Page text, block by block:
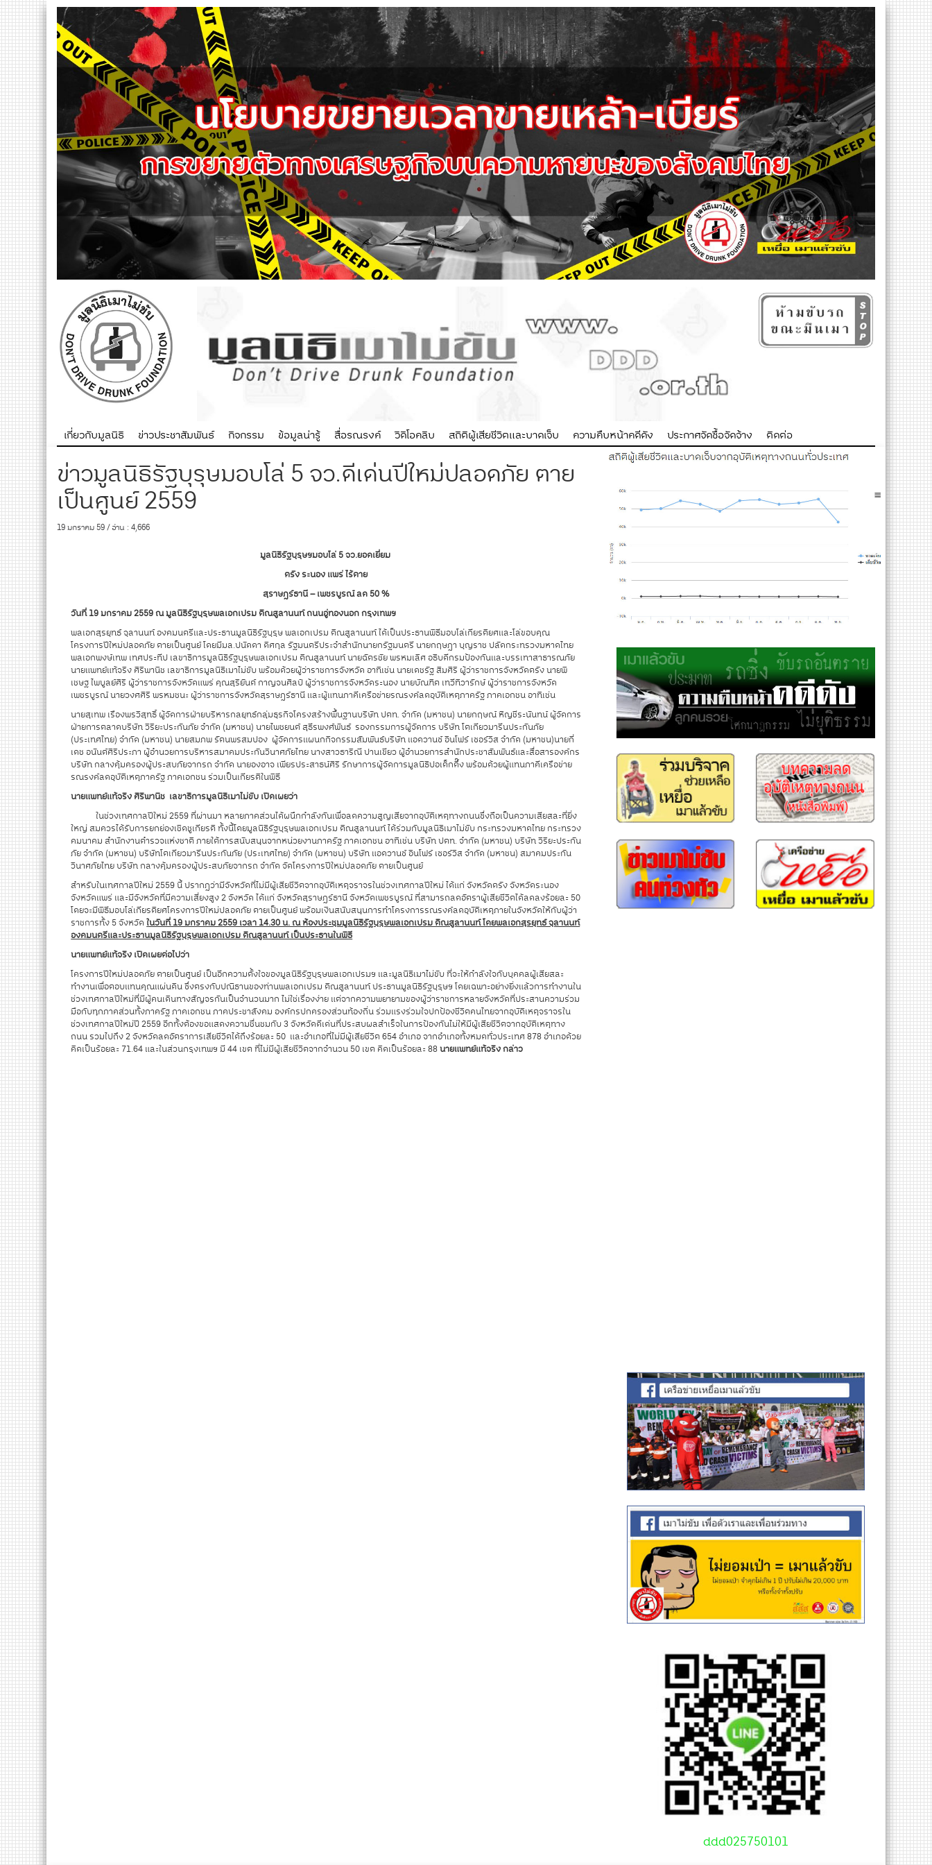
เกี่ยวกับมูลนิธิ ข่าวประชาสัมพันธ์ กิจกรรม ข้อมูลน่ารู้ สื่อรณรงค์ วิดิโอคลิบ สถิติผู้เสียชีวิตและบาดเจ็บ ความคืบหน้าคดีดัง ประกาศจัดซื้อจัดจ้าง ติดต่อ
ข่าวมูลนิธิรัฐบุรุษมอบโล่ 5 จว.ดีเด่นปีใหม่ปลอดภัย ตาย
เป็นศูนย์ 2559
19 มกราคม 59 / อ่าน : 4,666
มูลนิธิรัฐบุรุษฯมอบโล่ 5 จว.ยอดเยี่ยม
ตรัง ระนอง แพร่ไร้ตาย
สุราษฎร์ธานี – เพชรบูรณ์ ลด 50%
วันที่ 19 มกราคม 2559 ณ มูลนิธิรัฐบุรุษพลเอกเปรม ติณสูลานนท์ ถนนอู่ทองนอก กรุงเทพฯ
พลเอกสุรยุทธ์ จุลานนท์ องคมนตรีและประธานมูลนิธิรัฐบุรุษ พลเอกเปรม ติณสูลานนท์ ได้เป็นประธานพิธีมอบโล่เกียรติยศและโล่ขอบคุณ
โครงการปีใหม่ปลอดภัย ตายเป็นศูนย์ โดยมีมล.ปนัดดา ดิศกุล รัฐมนตรีประจำสำนักนายกรัฐมนตรี นายกฤษฎา บุญราช ปลัดกระทรวงมหาดไทย
พลเอกพงษ์เทพ เทศประทีป เลขาธิการมูลนิธิรัฐบุรุษพลเอกเปรม ติณสูลานนท์ นายฉัตรชัย พรหมเลิศ อธิบดีกรมป้องกันและบรรเทาสาธารณภัย
นายแพทย์แท้จริง ศิริพานิช เลขาธิการมูลนิธิเมาไม่ขับ พร้อมด้วยผู้ว่าราชการจังหวัด อาทิเช่น นายเดชรัฐ สิมศิริ ผู้ว่าราชการจังหวัดตรัง นายพิ
เชษฐ ไพบูลย์ศิริ ผู้ว่าราชการจังหวัดแพร่ คุณสุริยันต์ กาญจนศิลป์ ผู้ว่าราชการจังหวัดระนอง นายบัณฑิต เทวีทิวารักษ์ ผู้ว่าราชการจังหวัด
เพชรบูรณ์ นายวงศศิริ พรหมชนะ ผู้ว่าราชการจังหวัดสุราษฎร์ธานี และผู้แทนภาคีเครือข่ายรณรงค์ลดอุบัติเหตุภาครัฐ ภาคเอกชน อาทิเช่น
นายสุเทพ เรืองพรวิสุทธิ์ ผู้จัดการฝ่ายบริหารกลยุทธ์กลุ่มธุรกิจโครงสร้างพื้นฐานบริษัท ปตท. จำกัด (มหาชน) นายกฤษณ์ หิญชีระนันทน์ ผู้จัดการ
ฝ่ายการตลาดบริษัท วิริยะประกันภัย จำกัด (มหาชน) นายไพชยนต์ สุธีรพงศ์พันธ์ รองกรรมการผู้จัดการ บริษัท โตเกียวมารีนประกันภัย
(ประเทศไทย) จำกัด (มหาชน) นายสมภพ รัตนพรสมปอง ผู้จัดการแผนกกิจกรรมสัมพันธ์บริษัท แอดวานซ์ อินโฟร์ เซอร์วิส จำกัด (มหาชน)นายกี่
เดช อนันต์ศิริประภา ผู้อำนวยการบริหารสมาคมประกันวินาศภัยไทย นางสาวธาริณี ปานเขียว ผู้อำนวยการสำนักประชาสัมพันธ์และสื่อสารองค์กร
บริษัท กลางคุ้มครองผู้ประสบภัยจากรถ จำกัด นายองอาจ เพียรประสาธน์ศิริ รักษาการผู้จัดการมูลนิธิปอเต็กตึ๊ง พร้อมด้วยผู้แทนภาคีเครือข่าย
รณรงค์ลดอุบัติเหตุภาครัฐ ภาคเอกชน ร่วมเป็นเกียรติในพิธี
นายแพทย์แท้จริง ศิริพานิช เลขาธิการมูลนิธิเมาไม่ขับ เปิดเผยว่า
ในช่วงเทศกาลปีใหม่ 2559 ที่ผ่านมา หลายภาคส่วนได้ผนึกกำลังกันเพื่อลดความสูญเสียจากอุบัติเหตุทางถนนซึ่งถือเป็นความเสียสละที่ยิ่ง
ใหญ่ สมควรได้รับการยกย่องเชิดชูเกียรติ ทั้งนี้โดยมูลนิธิรัฐบุรุษพลเอกเปรม ติณสูลานนท์ ได้ร่วมกับมูลนิธิเมาไม่ขับ กระทรวงมหาดไทย กระทรวง
คมนาคม สำนักงานตำรวจแห่งชาติ ภายใต้การสนับสนุนจากหน่วยงานภาครัฐ ภาคเอกชน อาทิเช่น บริษัท ปตท. จำกัด (มหาชน) บริษัท วิริยะประกัน
ภัย จำกัด (มหาชน) บริษัทโตเกียวมารีนประกันภัย (ประเทศไทย) จำกัด (มหาชน) บริษัท แอดวานซ์ อินโฟร์ เซอร์วิส จำกัด (มหาชน) สมาคมประกัน
วินาศภัยไทย บริษัท กลางคุ้มครองผู้ประสบภัยจากรถ จำกัด จัดโครงการปีใหม่ปลอดภัย ตายเป็นศูนย์
สำหรับในเทศกาลปีใหม่ 2559 นี้ ปรากฎว่ามีจังหวัดที่ไม่มีผู้เสียชีวิตจากอุบัติเหตุจราจรในช่วงเทศกาลปีใหม่ ได้แก่ จังหวัดตรัง จังหวัดระนอง
จังหวัดแพร่ และมีจังหวัดที่มีความเสี่ยงสูง 2 จังหวัด ได้แก่ จังหวัดสุราษฎร์ธานี จังหวัดเพชรบูรณ์ ที่สามารถลดอัตราผู้เสียชีวิตได้ลดลงร้อยละ 50
โดยจะมีพิธีมอบโล่เกียรติยศโครงการปีใหม่ปลอดภัย ตายเป็นศูนย์ พร้อมเงินสนับสนุนการทำโครงการรณรงค์ลดอุบัติเหตุภายในจังหวัดให้กับผู้ว่า
ราชการทั้ง 5 จังหวัดในวันที่ 19 มกราคม 2559 เวลา 14.30 น. ณ ห้องประชุมมูลนิธิรัฐบุรุษพลเอกเปรม ติณสูลานนท์ โดยพลเอกสุรยุทธ์ จุลานนท์
องคมนตรีและประธานมูลนิธิรัฐบุรุษพลเอกเปรม ติณสูลานนท์ เป็นประธานในพิธี
นายแพทย์แท้จริง เปิดเผยต่อไปว่า
โครงการปีใหม่ปลอดภัย ตายเป็นศูนย์ เป็นอีกความตั้งใจของมูลนิธิรัฐบุรุษพลเอกเปรมฯ และมูลนิธิเมาไม่ขับ ที่จะให้กำลังใจกับบุคคลผู้เสียสละ
ทำงานเพื่อตอบแทนคุณแผ่นดิน ซึ่งตรงกับปณิธานของท่านพลเอกเปรม ติณสูลานนท์ ประธานมูลนิธิรัฐบุรุษฯ โดยเฉพาะอย่างยิ่งแล้วการทำงานใน
ช่วงเทศกาลปีใหม่ที่มีผู้คนเดินทางสัญจรกันเป็นจำนวนมาก ไม่ใช่เรื่องง่าย แต่จากความพยายามของผู้ว่าราชการหลายจังหวัดที่ประสานความร่วม
มือกับทุกภาคส่วนทั้งภาครัฐ ภาคเอกชน ภาคประชาสังคม องค์กรปกครองส่วนท้องถิ่น ร่วมแรงร่วมใจปกป้องชีวิตคนไทยจากอุบัติเหตุจราจรใน
ช่วงเทศกาลปีใหม่ปี 2559 อีกทั้งต้องขอแสดงความชื่นชมกับ 3 จังหวัดดีเด่นที่ประสบผลสำเร็จในการป้องกันไม่ให้มีผู้เสียชีวิตจากอุบัติเหตุทาง
ถนน รวมไปถึง 2 จังหวัดลดอัตราการเสียชีวิตได้ถึงร้อยละ 50 และอำเภอที่ไม่มีผู้เสียชีวิต 654 อำเภอ จากอำเภอทั้งหมดทั่วประเทศ 878 อำเภอด้วย
คิดเป็นร้อยละ 71.64 และในส่วนกรุงเทพฯ มี 44 เขต ที่ไม่มีผู้เสียชีวิตจากจำนวน 50 เขต คิดเป็นร้อยละ 88นายแพทย์แท้จริง กล่าว
ddd025750101